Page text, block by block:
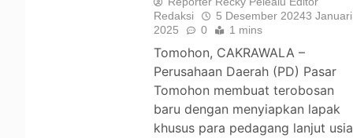
Redaksi
5 Desember 20243 Januari
2025
0 1 mins
Tomohon, CAKRAWALA –
Perusahaan Daerah (PD) Pasar
Tomohon membuat terobosan
baru dengan menyiapkan lapak
khusus para pedagang lanjut usia